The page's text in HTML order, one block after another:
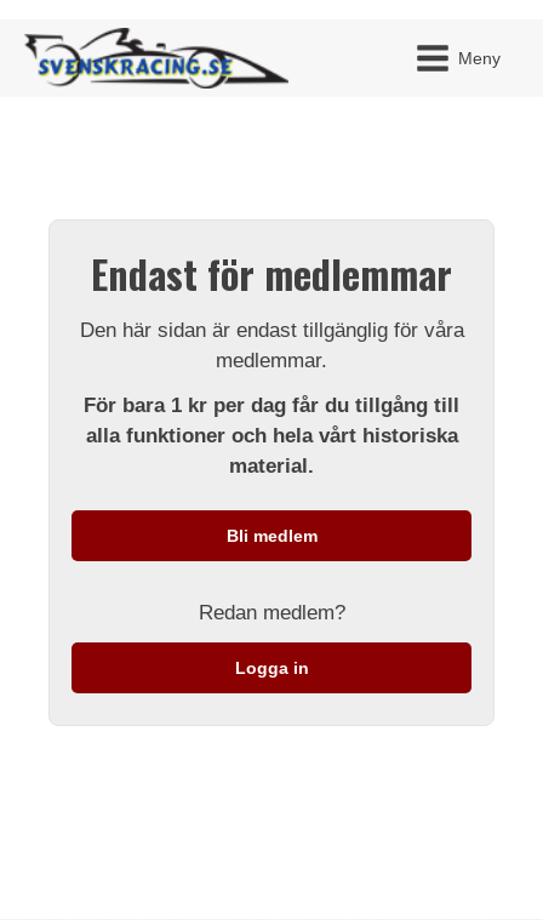
Meny
Endast för medlemmar
Den här sidan är endast tillgänglig för våra
medlemmar.
För bara 1 kr per dag får du tillgång till
alla funktioner och hela vårt historiska
material.
Bli medlem
Redan medlem?
Logga in